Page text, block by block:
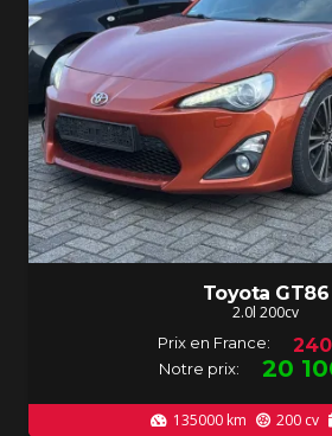
Toyota GT86
2.0l 200cv
Prix en France:
Notre prix: 20
135000 km 200cv